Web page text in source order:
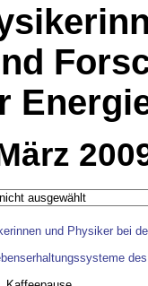
und Physiker bei